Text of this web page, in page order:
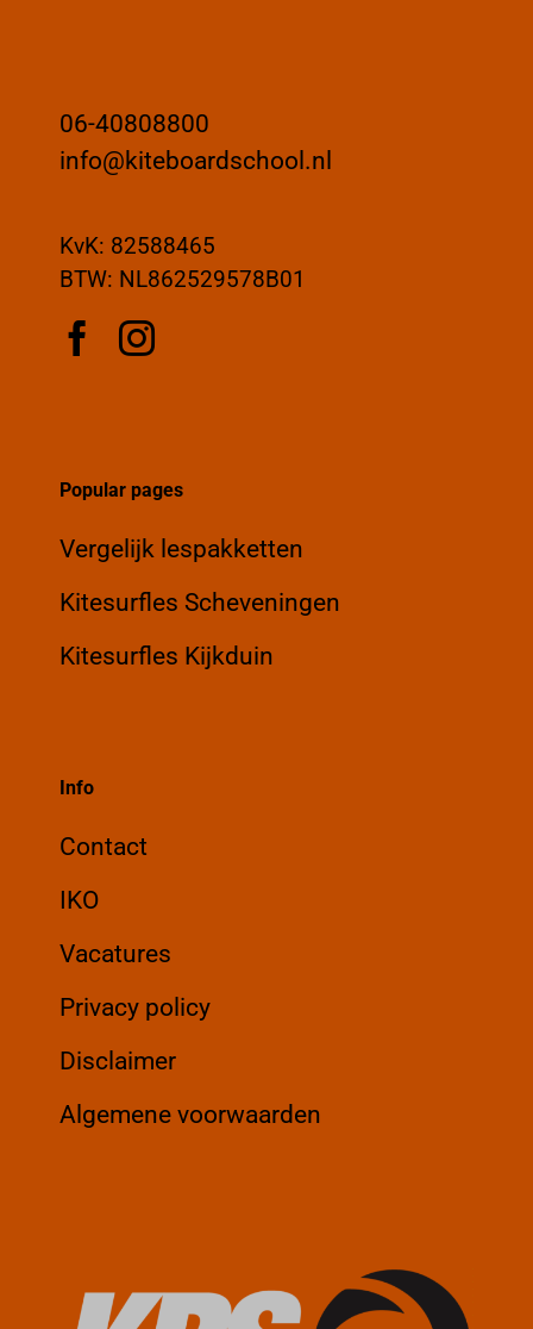
06-40808800
info@kiteboardschool.nl
KvK: 82588465
BTW: NL862529578B01
Popular pages
Vergelijk lespakketten
Kitesurfles Scheveningen
Kitesurfles Kijkduin
Info
Contact
IKO
Vacatures
Privacy policy
Disclaimer
Algemene voorwaarden